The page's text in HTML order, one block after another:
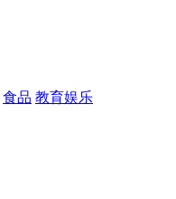
食品 教育娱乐